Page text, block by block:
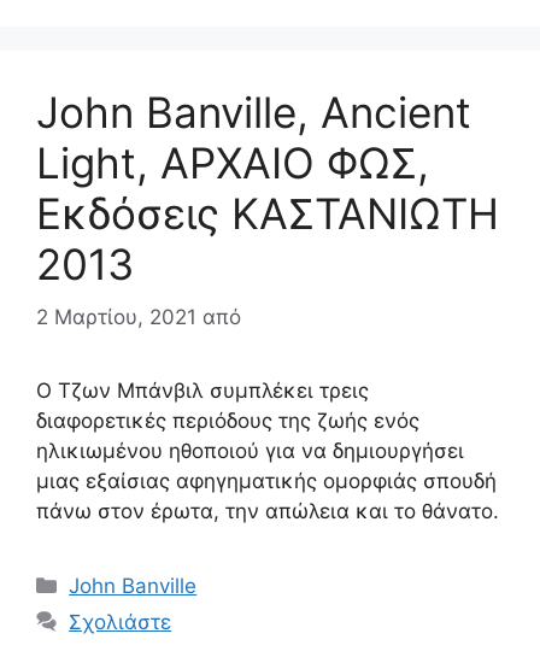
John Banville, Ancient
Light, ΑΡΧΑΙΟ ΦΩΣ,
Εκδόσεις ΚΑΣΤΑΝΙΩΤΗ
2013
2 Μαρτίου, 2021 από
Ο Τζων Μπάνβιλ συμπλέκει τρεις
διαφορετικές περιόδους της ζωής ενός
ηλικιωμένου ηθοποιού για να δημιουργήσει
μιας εξαίσιας αφηγηματικής ομορφιάς σπουδή
πάνω στον έρωτα, την απώλεια και το θάνατο.
Κατηγορίες
John Banville
Σχολιάστε